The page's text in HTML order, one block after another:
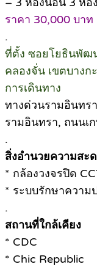
ราคา 30,000 บาท
.
ที่ตั้ง ซอยโยธินพัฒ
คลองจั่น เขตบางก
การเดินทาง
ทางด่วนรามอินทร
รามอินทรา, ถนนเ
.
สิ่งอำนวยความสะ
* กล้องวงจรปิด
* ระบบรักษาควา
.
สถานที่ใกล้เคียง
* CDC
* Chic Republic